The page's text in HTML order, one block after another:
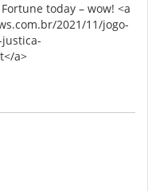
today – wow! <a
2021/11/jogo-
a>